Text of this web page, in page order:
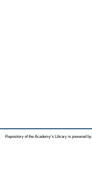
Repository of the Academy's Library is powered by